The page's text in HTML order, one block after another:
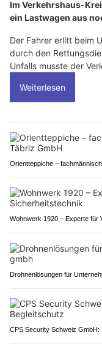
Im Verkehrshaus-
ein Lastwagen aus
Der Fahrer erlitt beim
durch den
Unfalls musste der
Weiterlesen
Orientteppiche –
Wohnwerk 1920 – Experte für
Drohnenlösungen für
CPS Security Schweiz